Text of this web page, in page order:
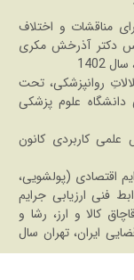
مناقشات و اختلاف
دکتر آذرخش مکری
1402
روانپزشکی، تحت
علوم پزشکی
علمی کاربردی کانون
اقتصادی (پولشویی،
فنی ارزیابی جرایم
کالا و ارز، رشا و
ایران، تهران سال